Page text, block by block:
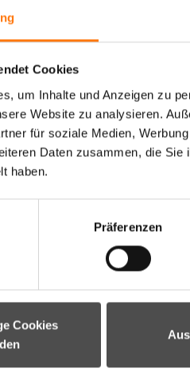
Cookies
um Inhalte und Anzeigen zu
Website zu analysieren.
für soziale Medien,
Daten zusammen, die
haben.
Präferenzen
Cookies